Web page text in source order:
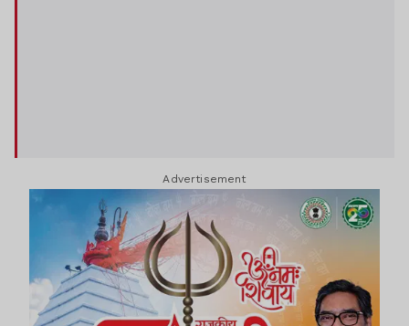
Advertisement